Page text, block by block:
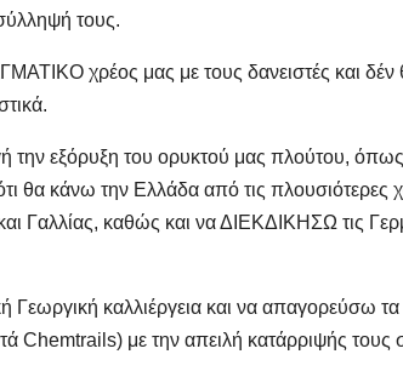
τους.
χρέος μας με τους δανειστές και
εξόρυξη του ορυκτού μας πλούτου, όπως
θα κάνω την Ελλάδα από τις πλουσιότερες
Γαλλίας, καθώς και να ΔΙΕΚΔΙΚΗΣΩ τις
καλλιέργεια και να απαγορεύσω
Chemtrails) με την απειλή κατάρριψής τους